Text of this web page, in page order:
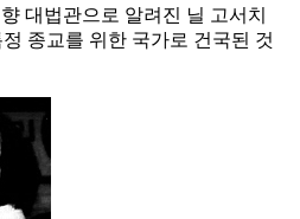
대법관으로 알려진 닐 고서치
종교를 위한 국가로 건국된 것